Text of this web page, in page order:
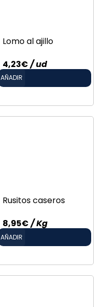
Lomo al ajillo
4,23€/ ud
AÑADIR
Rusitos caseros
8,95€/ Kg
AÑADIR